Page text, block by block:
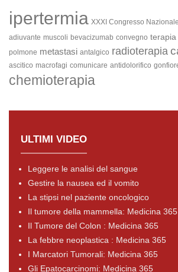
ipertermia XXXI Congresso
adiuvante muscoli bevacizumab convegno terapia
polmone metastasi antalgico radioterapia
ascitico macrofagi comunicare antidolorifico
chemioterapia
ULTIMI VIDEO
Leggere le analisi del sangue
Gestire la nausea ed il vomito
La stipsi nel paziente oncologico
Il tumore della mammella: Medicina 365
Il Tumore del Colon : Medicina 365
La febbre neoplastica : Medicina 365
I Marcatori Tumorali: Medicina 365
Gli Epatocarcinomi: Medicina 365